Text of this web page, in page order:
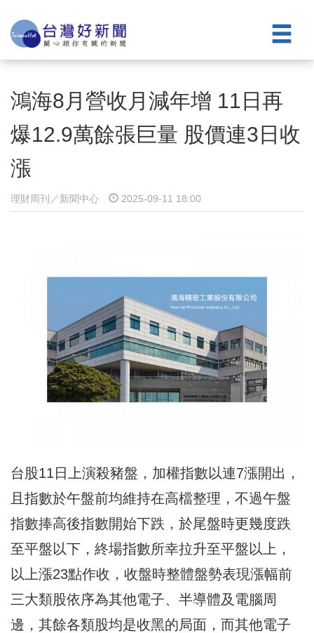
鴻海8月營收月減年增 11日再
爆12.9萬餘張巨量 股價連3日收
漲
理財周刊／新聞中心 2025-09-11 18:00
台股11日上演殺豬盤，加權指數以連7漲開出，
且指數於午盤前均維持在高檔整理，不過午盤
指數捧高後指數開始下跌，於尾盤時更幾度跌
至平盤以下，終場指數所幸拉升至平盤以上，
以上漲23點作收，收盤時整體盤勢表現漲幅前
三大類股依序為其他電子、半導體及電腦周
邊，其餘各類股均是收黑的局面，而其他電子